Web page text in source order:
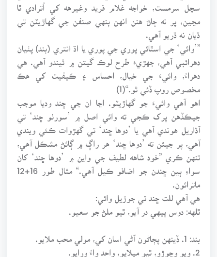
سچل سرمست، خواجه غلام فريد وغيرهه کي اُترادي ٿا
مڃين، پر نه ڄاڻ هنن انهن ٻنهي صنفن جي گهاڙيٽن تي
ڌيان نه ڌريو آهي.
”’وائي‘ جي اسٿائي پوري جي پوري يا اڌ انتري (بند) پٺيان
دهرائبي آهي، جهڙيءَ طرح لوڪ گيتن ۾ ٿيندو آهي. هي
دهراءُ، وائيءَ جي خيال، احساس ۽ ڪيفيت کي هڪ
مخصوص روپ ڏئي ٿو.“(1)
اهو آهي وائيءَ جو گهاڙيٽو. اڃا ان جي ڇند وديا موجب
جيڪڏهن پرک ڪجي ته وائي اصل ۾ ’سورٺو ڇند‘ تي
آڌاريل هوندي آهي يا ’دوها ڇند‘ تي گهڙوات ڪئي ويندي
آهي، پر جيئن ته ’دوها ڇند‘ هر راڳ ۾ ڳائڻ مشڪل آهي،
تنهن ڪري ”خود شاهه لطيف جي واين ۾ ’دوها ڇند‘ کان
سواءِ ٻين ڇندن جو اضافو ڪيل آهي.“ مثال طور 16+12
ماترائون.
هي آهي للت ڇند تي جوڙيل وائي:
ٿلهه: دوس پيهي در آيو، ٿيو ملڻ جو سعيو.
2. ويو وڇوڙو، ٿيو ميلاپو، واحد واءُ ورايو.